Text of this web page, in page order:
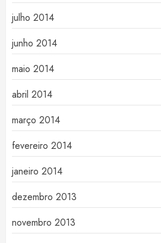
julho 2014
junho 2014
maio 2014
abril 2014
março 2014
fevereiro 2014
janeiro 2014
dezembro 2013
novembro 2013